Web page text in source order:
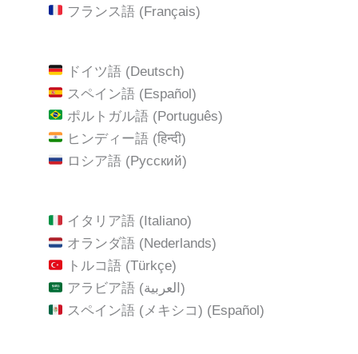
フランス語 (Français)
ドイツ語 (Deutsch)
スペイン語 (Español)
ポルトガル語 (Português)
ヒンディー語 (हिन्दी)
ロシア語 (Русский)
イタリア語 (Italiano)
オランダ語 (Nederlands)
トルコ語 (Türkçe)
アラビア語 (العربية)
スペイン語 (メキシコ) (Español)